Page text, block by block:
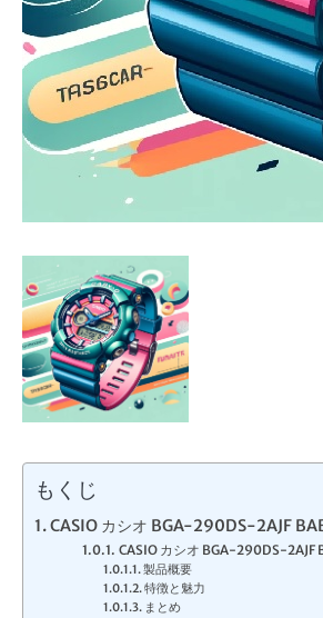
もくじ
CASIO カシオ BGA-290DS-2AJF
CASIO カシオ BGA-290DS-2AJF
製品概要
特徴と魅力
まとめ